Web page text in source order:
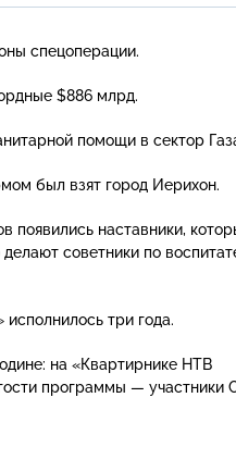
спецоперации.
$886 млрд.
помощи в сектор
был взят город Иерихон.
появились наставники,
советники по
три года.
на «Квартирнике НТВ
программы — участники